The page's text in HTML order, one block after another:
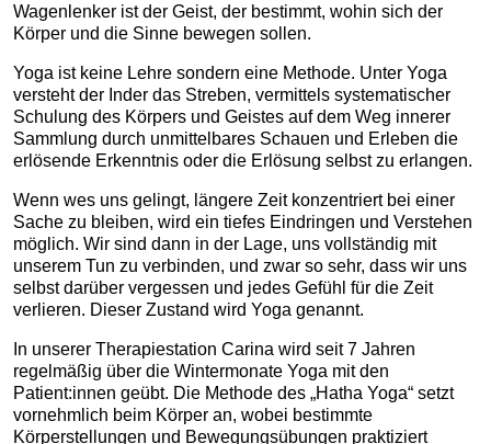
Wagenlenker ist der Geist, der bestimmt, wohin sich der
Körper und die Sinne bewegen sollen.
Yoga ist keine Lehre sondern eine Methode. Unter Yoga
versteht der Inder das Streben, vermittels systematischer
Schulung des Körpers und Geistes auf dem Weg innerer
Sammlung durch unmittelbares Schauen und Erleben die
erlösende Erkenntnis oder die Erlösung selbst zu erlangen.
Wenn wes uns gelingt, längere Zeit konzentriert bei einer
Sache zu bleiben, wird ein tiefes Eindringen und Verstehen
möglich. Wir sind dann in der Lage, uns vollständig mit
unserem Tun zu verbinden, und zwar so sehr, dass wir uns
selbst darüber vergessen und jedes Gefühl für die Zeit
verlieren. Dieser Zustand wird Yoga genannt.
In unserer Therapiestation Carina wird seit 7 Jahren
regelmäßig über die Wintermonate Yoga mit den
Patient:innen geübt. Die Methode des „Hatha Yoga“ setzt
vornehmlich beim Körper an, wobei bestimmte
Körperstellungen und Bewegungsübungen praktiziert